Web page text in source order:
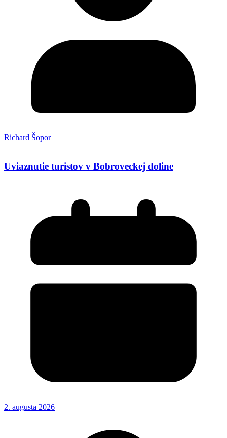
Richard Šopor
Uviaznutie turistov v Bobroveckej doline
2. augusta 2026